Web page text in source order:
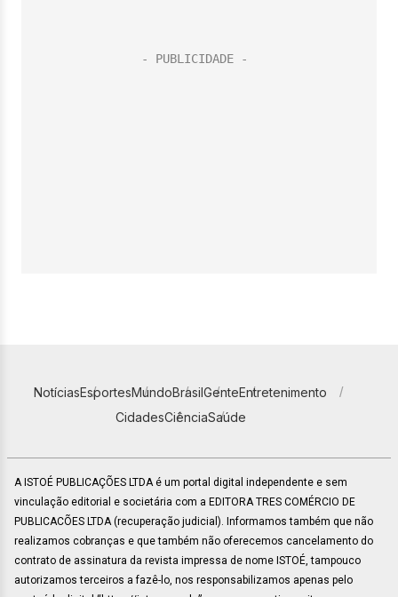
NotíciasEsportesMundoBrasilGenteEntretenimento
CidadesCiênciaSaúde
A ISTOÉ PUBLICAÇÕES LTDA é um portal digital independente e sem
vinculação editorial e societária com a EDITORA TRES COMÉRCIO DE
PUBLICACÕES LTDA (recuperação judicial). Informamos também que não
realizamos cobranças e que também não oferecemos cancelamento do
contrato de assinatura da revista impressa de nome ISTOÉ, tampouco
autorizamos terceiros a fazê-lo, nos responsabilizamos apenas pelo